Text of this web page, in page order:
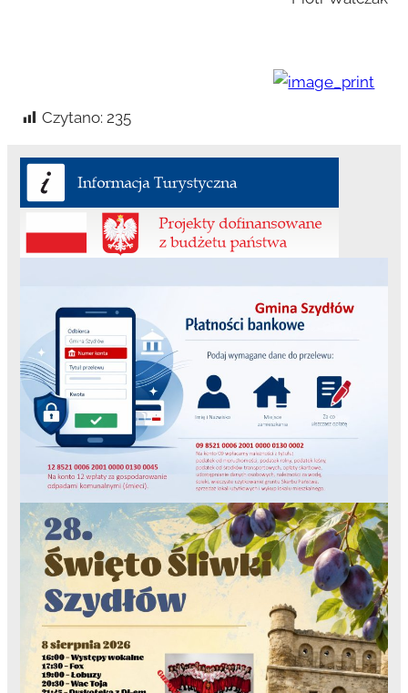
Czytano: 235